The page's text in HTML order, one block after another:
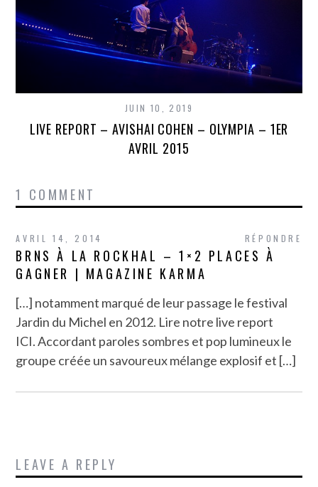
JUIN 10, 2019
LIVE REPORT – AVISHAI COHEN – OLYMPIA – 1ER
AVRIL 2015
1 COMMENT
RÉPONDRE
AVRIL 14, 2014
BRNS À LA ROCKHAL – 1×2 PLACES À
GAGNER | MAGAZINE KARMA
[…] notamment marqué de leur passage le festival
Jardin du Michel en 2012. Lire notre live report
ICI. Accordant paroles sombres et pop lumineux le
groupe créée un savoureux mélange explosif et […]
LEAVE A REPLY